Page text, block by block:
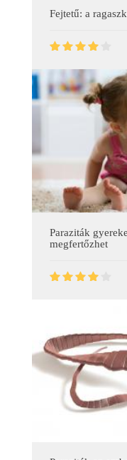
Fejtetű: a
Paraziták
megfertőzhet